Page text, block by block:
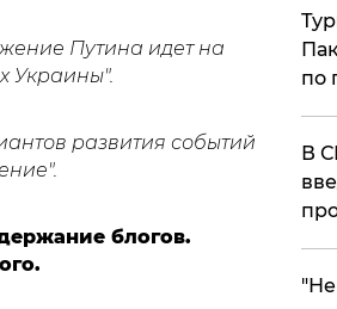
Путина идет на
Украины".
развития событий
блогов.
по
В